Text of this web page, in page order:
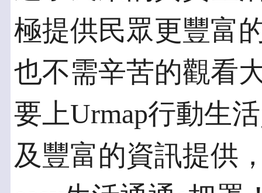
極提供民眾更豐富
也不需辛苦的觀看
要上Urmap行動生
及豐富的資訊提供